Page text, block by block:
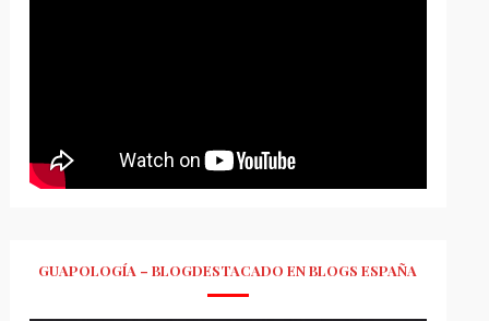
GUAPOLOGÍA – BLOGDESTACADO EN BLOGS ESPAÑA